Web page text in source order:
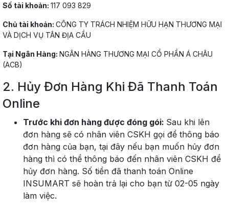
Số tài khoản: 117 093 829
Chủ tài khoản: CÔNG TY TRÁCH NHIỆM HỮU HẠN THƯƠNG MẠI
VÀ DỊCH VỤ TÂN ĐỊA CẦU
Tại Ngân Hàng: NGÂN HÀNG THƯƠNG MẠI CỔ PHẦN Á CHÂU
(ACB)
2. Hủy Đơn Hàng Khi Đã Thanh Toán
Online
Trước khi đơn hàng được đóng gói: Sau khi lên
đơn hàng sẽ có nhân viên CSKH gọi để thông báo
đơn hàng của bạn, tại đây nếu bạn muốn hủy đơn
hàng thì có thể thông báo đến nhân viên CSKH để
hủy đơn hàng. Số tiền đã thanh toán Online
INSUMART sẽ hoàn trả lại cho bạn từ 02-05 ngày
làm việc.